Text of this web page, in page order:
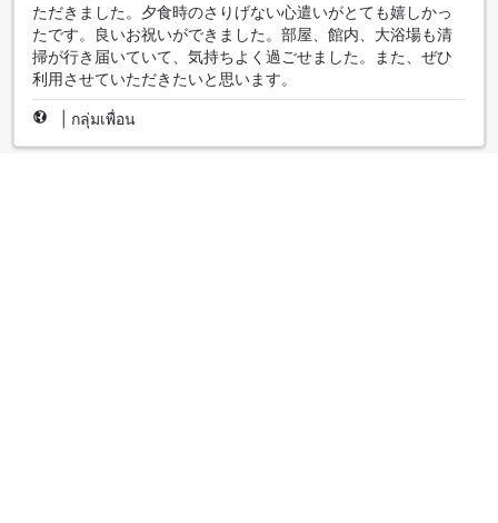
ただきました。夕食時のさりげない心遣いがとても嬉しかっ
たです。良いお祝いができました。部屋、館内、大浴場も清
掃が行き届いていて、気持ちよく過ごせました。また、ぜひ
利用させていただきたいと思います。
กลุ่มเพื่อน